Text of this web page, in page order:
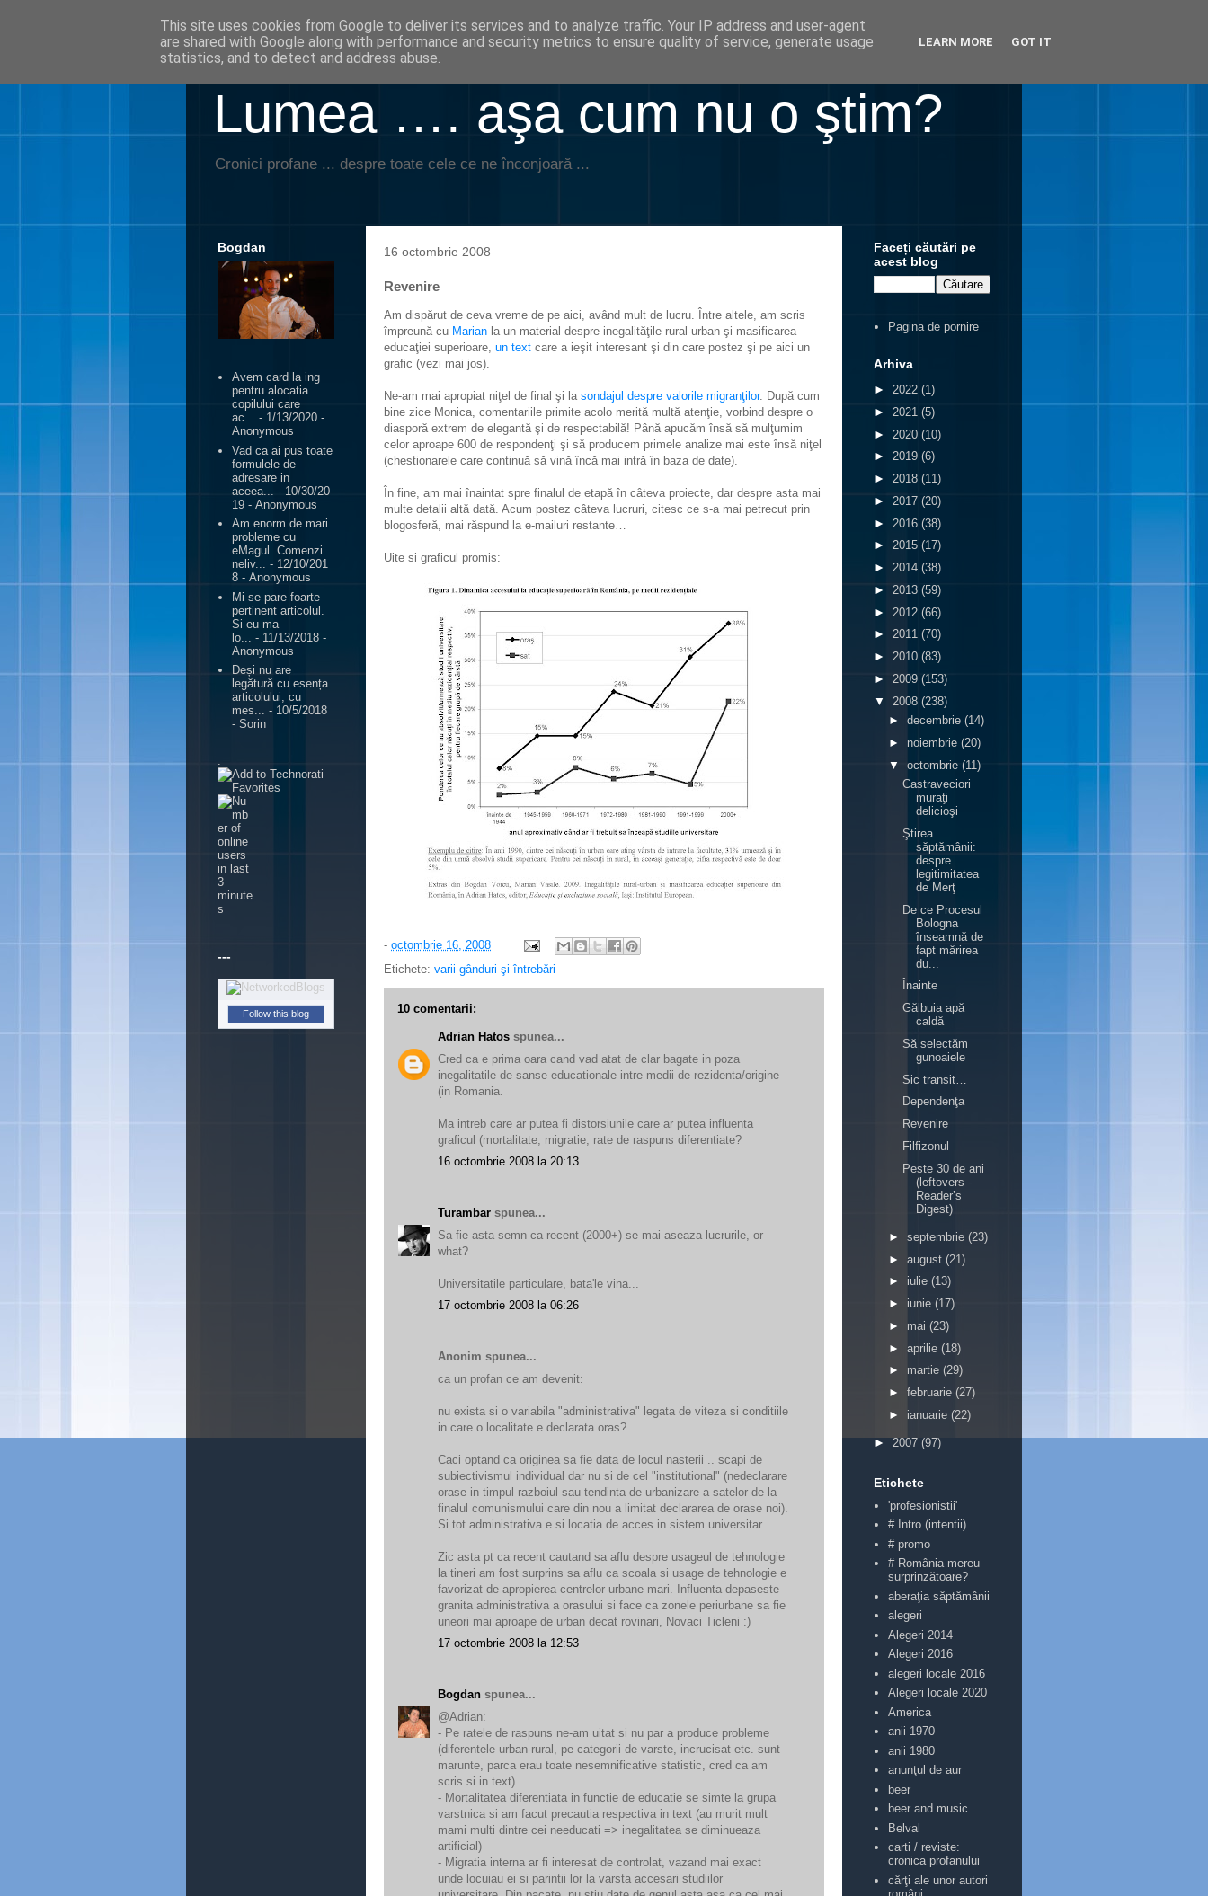
Lumea …. aşa cum nu o ştim?
Cronici profane ... despre toate cele ce ne înconjoară ...
16 octombrie 2008
Revenire
Am dispărut de ceva vreme de pe aici, având mult de lucru. Între altele, am scris
împreună cu Marian la un material despre inegalităţile rural-urban şi masificarea
educaţiei superioare, un text care a ieşit interesant şi din care postez şi pe aici un
grafic (vezi mai jos).
Ne-am mai apropiat niţel de final şi la sondajul despre valorile migranţilor. După cum
bine zice Monica, comentariile primite acolo merită multă atenţie, vorbind despre o
diasporă extrem de elegantă şi de respectabilă! Până apucăm însă să mulţumim
celor aproape 600 de respondenţi şi să producem primele analize mai este însă niţel
(chestionarele care continuă să vină încă mai intră în baza de date).
În fine, am mai înaintat spre finalul de etapă în câteva proiecte, dar despre asta mai
multe detalii altă dată. Acum postez câteva lucruri, citesc ce s-a mai petrecut prin
blogosferă, mai răspund la e-mailuri restante…
Uite si graficul promis:
- octombrie 16, 2008
Etichete: varii gânduri şi întrebări
10 comentarii:
Adrian Hatos spunea...
Cred ca e prima oara cand vad atat de clar bagate in poza
inegalitatile de sanse educationale intre medii de rezidenta/origine
(in Romania.
Ma intreb care ar putea fi distorsiunile care ar putea influenta
graficul (mortalitate, migratie, rate de raspuns diferentiate?
16 octombrie 2008 la 20:13
Turambar spunea...
Sa fie asta semn ca recent (2000+) se mai aseaza lucrurile, or
what?
Universitatile particulare, bata'le vina...
17 octombrie 2008 la 06:26
Anonim spunea...
ca un profan ce am devenit:
nu exista si o variabila "administrativa" legata de viteza si conditiile
in care o localitate e declarata oras?
Caci optand ca originea sa fie data de locul nasterii .. scapi de
subiectivismul individual dar nu si de cel "institutional" (nedeclarare
orase in timpul razboiul sau tendinta de urbanizare a satelor de la
finalul comunismului care din nou a limitat declararea de orase noi).
Si tot administrativa e si locatia de acces in sistem universitar.
Zic asta pt ca recent cautand sa aflu despre usageul de tehnologie
la tineri am fost surprins sa aflu ca scoala si usage de tehnologie e
favorizat de apropierea centrelor urbane mari. Influenta depaseste
granita administrativa a orasului si face ca zonele periurbane sa fie
uneori mai aproape de urban decat rovinari, Novaci Ticleni :)
17 octombrie 2008 la 12:53
Bogdan spunea...
@Adrian:
- Pe ratele de raspuns ne-am uitat si nu par a produce probleme
(diferentele urban-rural, pe categorii de varste, incrucisat etc. sunt
marunte, parca erau toate nesemnificative statistic, cred ca am
scris si in text).
- Mortalitatea diferentiata in functie de educatie se simte la grupa
varstnica si am facut precautia respectiva in text (au murit mult
mami multi dintre cei needucati => inegalitatea se diminueaza
artificial)
- Migratia interna ar fi interesat de controlat, vazand mai exact
unde locuiau ei si parintii lor la varsta accesari studiilor
Bogdan
Avem card la ing
pentru alocatia
copilului care
ac... - 1/13/2020 -
Anonymous
Vad ca ai pus toate
formulele de
adresare in
aceea...
- 10/30/20
19 - Anonymous
Am enorm de mari
probleme cu
eMagul. Comenzi
neliv... - 12/10/201
8 - Anonymous
Mi se pare foarte
pertinent articolul.
Si eu ma
lo...
- 11/13/2018 -
Anonymous
Deși nu are
legătură cu esența
articolului, cu
mes... - 10/5/2018
- Sorin
---
Follow this blog
Faceți căutări pe
acest blog
Pagina de pornire
Arhiva
► 2022 (1)
► 2021 (5)
► 2020 (10)
► 2019 (6)
► 2018 (11)
► 2017 (20)
► 2016 (38)
► 2015 (17)
► 2014 (38)
► 2013 (59)
► 2012 (66)
► 2011 (70)
► 2010 (83)
► 2009 (153)
▼ 2008 (238)
► decembrie (14)
► noiembrie (20)
▼ octombrie (11)
Castraveciori
muraţi
delicioşi
Ştirea
săptămânii:
despre
legitimitatea
de Merţ
De ce Procesul
Bologna
înseamnă de
fapt mărirea
du...
Înainte
Gălbuia apă
caldă
Să selectăm
gunoaiele
Sic transit…
Dependenţa
Revenire
Filfizonul
Peste 30 de ani
(leftovers -
Reader’s
Digest)
► septembrie (23)
► august (21)
► iulie (13)
► iunie (17)
► mai (23)
► aprilie (18)
► martie (29)
► februarie (27)
► ianuarie (22)
► 2007 (97)
Etichete
'profesionistii'
# Intro (intentii)
# promo
# România mereu
surprinzătoare?
aberaţia săptămânii
alegeri
Alegeri 2014
Alegeri 2016
alegeri locale 2016
Alegeri locale 2020
America
anii 1970
anii 1980
anunţul de aur
beer
beer and music
Belval
carti / reviste:
cronica profanului
cărţi ale unor autori
This site uses cookies from Google to deliver its services and to analyze traffic. Your IP address and user-agent
are shared with Google along with performance and security metrics to ensure quality of service, generate usage
statistics, and to detect and address abuse.
LEARN MORE GOT IT